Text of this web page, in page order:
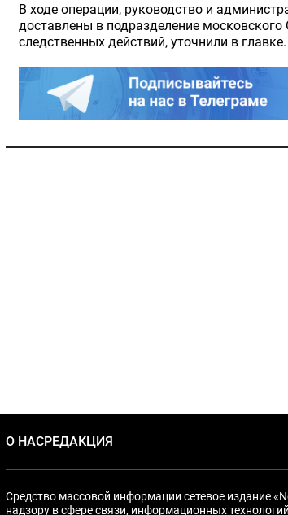
В ходе операции, руководство и
доставлены в подразделение
следственных действий, уточнили в главке.
О НАСРЕДАКЦИЯ
Средство массовой информации сетевое издание
надзору в сфере связи, информационных